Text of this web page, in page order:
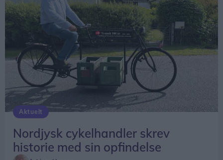
Aktuelt
Nordjysk cykelhandler skrev
historie med sin opfindelse